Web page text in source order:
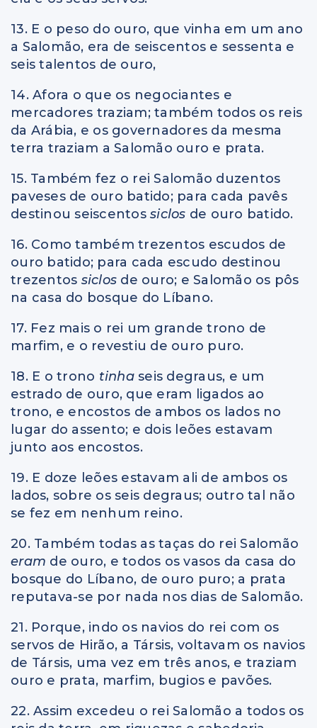
13. E o peso do ouro, que vinha em um ano
a Salomão, era de seiscentos e sessenta e
seis talentos de ouro,
14. Afora o que os negociantes e
mercadores traziam; também todos os reis
da Arábia, e os governadores da mesma
terra traziam a Salomão ouro e prata.
15. Também fez o rei Salomão duzentos
paveses de ouro batido; para cada pavês
destinou seiscentos siclos de ouro batido.
16. Como também trezentos escudos de
ouro batido; para cada escudo destinou
trezentos siclos de ouro; e Salomão os pôs
na casa do bosque do Líbano.
17. Fez mais o rei um grande trono de
marfim, e o revestiu de ouro puro.
18. E o trono tinha seis degraus, e um
estrado de ouro, que eram ligados ao
trono, e encostos de ambos os lados no
lugar do assento; e dois leões estavam
junto aos encostos.
19. E doze leões estavam ali de ambos os
lados, sobre os seis degraus; outro tal não
se fez em nenhum reino.
20. Também todas as taças do rei Salomão
eram de ouro, e todos os vasos da casa do
bosque do Líbano, de ouro puro; a prata
reputava-se por nada nos dias de Salomão.
21. Porque, indo os navios do rei com os
servos de Hirão, a Társis, voltavam os navios
de Társis, uma vez em três anos, e traziam
ouro e prata, marfim, bugios e pavões.
22. Assim excedeu o rei Salomão a todos os